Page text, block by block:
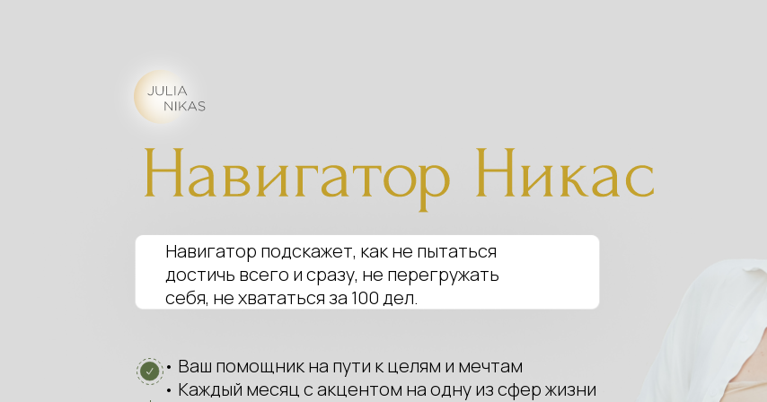
• Ваш помощник на пути к целям и мечтам
• Каждый месяц с акцентом на одну из сфер жизни
Навигатор подскажет, как не пытаться
достичь всего и сразу, не перегружать
себя, не хвататься за 100 дел.